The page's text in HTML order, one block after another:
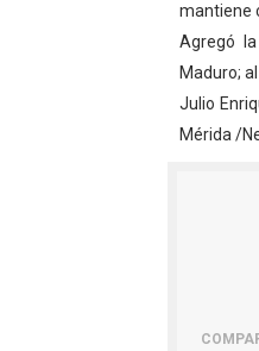
mantiene
Agregó
Maduro;
Julio
Mérida /